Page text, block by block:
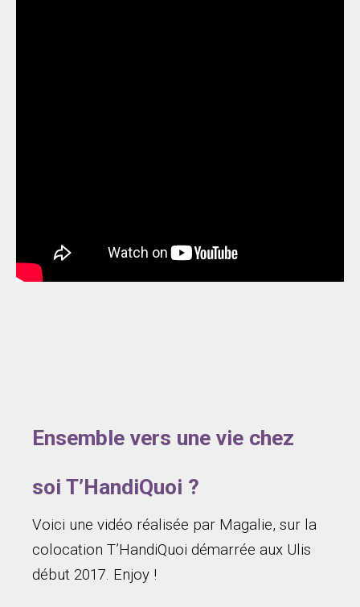
Ensemble vers une vie chez
soi T’HandiQuoi ?
Voici une vidéo réalisée par Magalie, sur la
colocation T’HandiQuoi démarrée aux Ulis
début 2017. Enjoy !